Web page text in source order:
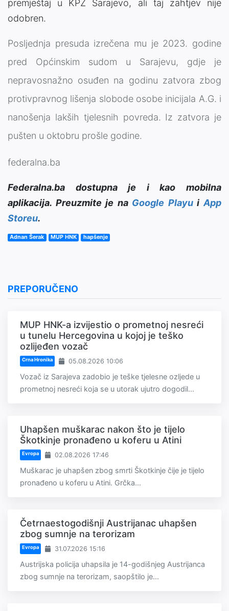
premještaj u KPZ Sarajevo, ali taj zahtjev nije
odobren.
Posljednja presuda izrečena mu je 2023. godine
pred Općinskim sudom u Sarajevu, gdje je
nepravosnažno osuđen na godinu zatvora zbog
protivpravnog lišenja slobode osobe inicijala A.G. i
nanošenja lakših tjelesnih povreda. Iz zatvora je
pušten u oktobru prošle godine.
federalna.ba
Federalna.ba dostupna je i kao mobilna
aplikacija. Preuzmite je na Google PlayuiApp
Storeu.
Adnan Šerak MUP HNK hapšenje
PREPORUČENO
MUP HNK-a izvijestio o prometnoj nesreći
u tunelu Hercegovina u kojoj je teško
ozlijeđen vozač
Crna Hronika 05.08.2026 10:06
Vozač iz Sarajeva zadobio je teške tjelesne ozljede u
prometnoj nesreći koja se u utorak ujutro dogodil...
Uhapšen muškarac nakon što je tijelo
Škotkinje pronađeno u koferu u Atini
Evropa 02.08.2026 17:46
Muškarac je uhapšen zbog smrti Škotkinje čije je tijelo
pronađeno u koferu u Atini. Grčka...
Četrnaestogodišnji Austrijanac uhapšen
zbog sumnje na terorizam
Evropa 31.07.2026 15:16
Austrijska policija uhapsila je 14-godišnjeg Austrijanca
zbog sumnje na terorizam, saopštilo je...